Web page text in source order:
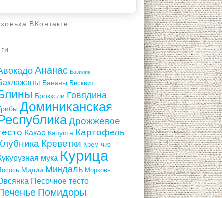
ВКонтакте
Ананас Базилик
Бананы Бисквит
Брокколи Говядина
Доминиканская
Дрожжевое
Какао Капуста Картофель
Креветки Крем-чиз
мука Курица
Мидии Миндаль Морковь
Песочное тесто
Помидоры